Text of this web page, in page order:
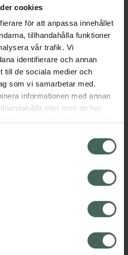
cookies
för att anpassa innehållet
tillhandahålla funktioner
vår trafik. Vi
identifierare och annan
till de sociala medier och
som vi samarbetar med.
informationen med annan
eller som de har
webbplatsens
samtycke påverkar inte
som skett innan återkallelsen.
och diskmaskin säker.2
för användning med
garanti.
st
Amningspump
Visa
Visa
inom